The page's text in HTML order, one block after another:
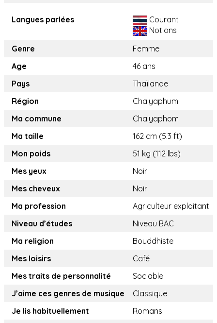
Langues parlées
Courant
Notions
Genre
Femme
Age
46 ans
Pays
Thaïlande
Région
Chaiyaphum
Ma commune
Chaiyaphom
Ma taille
162 cm (5.3 ft)
Mon poids
51 kg (112 lbs)
Mes yeux
Noir
Mes cheveux
Noir
Ma profession
Agriculteur exploitant
Niveau d’études
Niveau BAC
Ma religion
Bouddhiste
Mes loisirs
Café
Mes traits de personnalité
Sociable
J’aime ces genres de musique
Classique
Je lis habituellement
Romans